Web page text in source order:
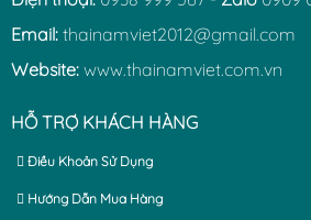
Email: thainamviet2012@gmail.com
Website: www.thainamviet.com.vn
HỖ TRỢ KHÁCH HÀNG
Điều Khoản Sử Dụng
Hướng Dẫn Mua Hàng